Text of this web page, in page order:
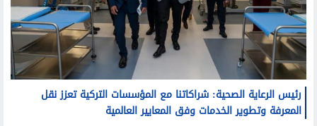
رئيس الرعاية الصحية: شراكاتنا مع المؤسسات التركية تعزز نقل
المعرفة وتطوير الخدمات وفق المعايير العالمية